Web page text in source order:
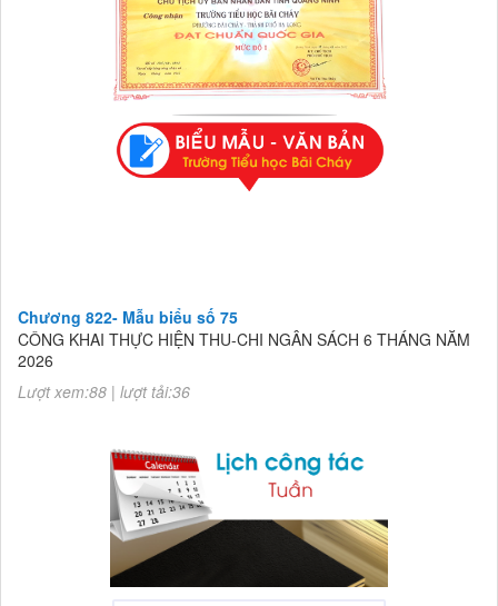
Chương 822- Mẫu biểu số 75
CÔNG KHAI THỰC HIỆN THU-CHI NGÂN SÁCH 6 THÁNG NĂM
2026
Lượt xem:88 | lượt tải:36
CÔNG KHAI THỰC HIỆN THU-CHI NGÂN SÁCH 6 THÁNG NĂM
Lượt xem:88 | lượt tải:36